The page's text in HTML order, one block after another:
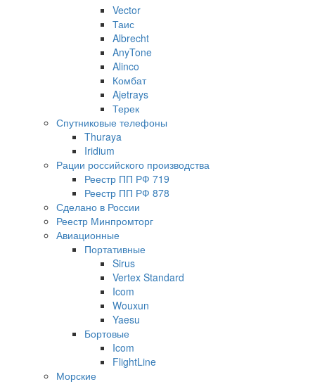
Vector
Таис
Albrecht
AnyTone
Alinco
Комбат
Ajetrays
Терек
Спутниковые телефоны
Thuraya
Iridium
Рации российского производства
Реестр ПП РФ 719
Реестр ПП РФ 878
Сделано в России
Реестр Минпромторг
Авиационные
Портативные
Sirus
Vertex Standard
Icom
Wouxun
Yaesu
Бортовые
Icom
FlightLine
Морские